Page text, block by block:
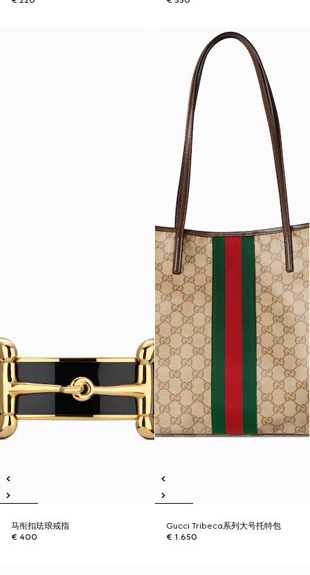
马衔扣珐琅戒指
€ 400
Gucci Tribeca系列大号托特包
€ 1.650